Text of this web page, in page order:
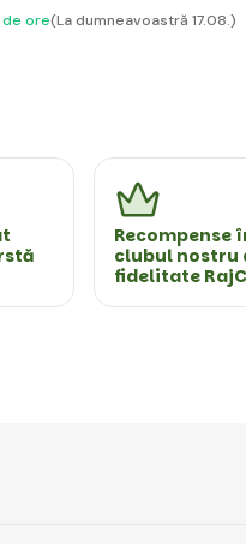
ore(La dumneavoastră 17.08.)
Recompense
clubul nostru
fidelitate